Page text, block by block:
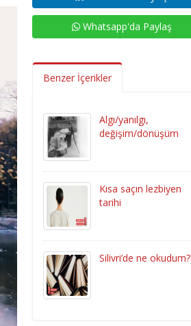
Whatsapp'da Paylaş
Benzer İçerikler
Algı/yanılgı,
değişim/dönüşüm
Kısa saçın lezbiyen
tarihi
Silivri’de ne okudum?